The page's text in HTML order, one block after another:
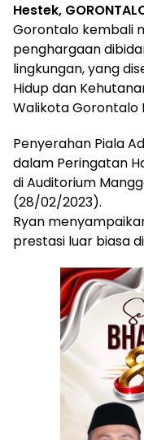
Hestek,
Gorontalo kembali
penghargaan
lingkungan, yang
Hidup dan
Walikota Gorontalo
Penyerahan Piala
dalam Peringatan
di Auditorium
(28/02/2023).
Ryan
prestasi luar biasa